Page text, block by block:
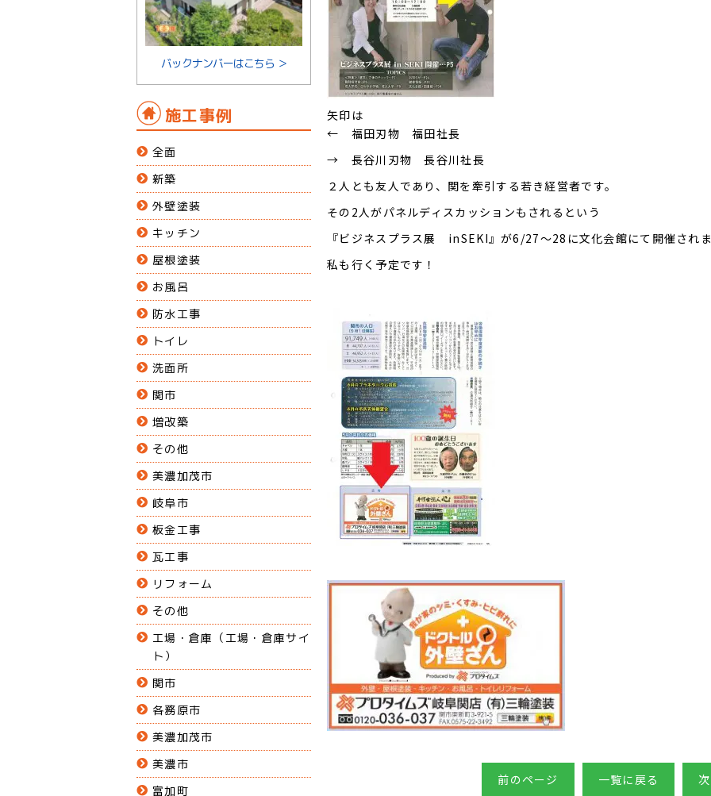
矢印は
← 福田刃物 福田社長
→ 長谷川刃物 長谷川社長
２人とも友人であり、関を牽引する若き経営者です。
その2人がパネルディスカッションもされるという
『ビジネスプラス展 inSEKI』が6/27～28に文化会館にて開催され
私も行く予定です！
前のページ 一覧に戻る
バックナンバーはこちら ＞
施工事例
全面
新築
外壁塗装
キッチン
屋根塗装
お風呂
防水工事
トイレ
洗面所
関市
増改築
その他
美濃加茂市
岐阜市
板金工事
瓦工事
リフォーム
その他
工場・倉庫（工場・倉庫サイ
ト）
関市
各務原市
美濃加茂市
美濃市
富加町